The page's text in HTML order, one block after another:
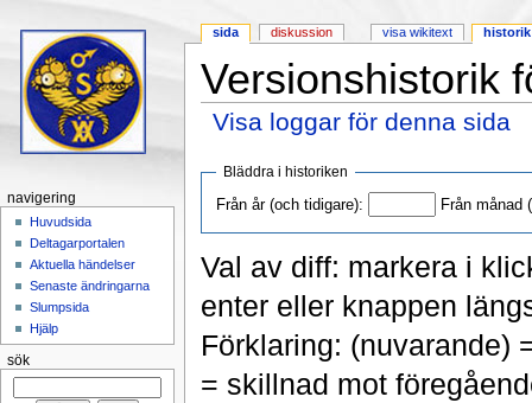
Versionshistorik
Visa loggar för denna sida
Bläddra i historiken
Från år (och tidigare): Från månad
Val av diff: markera i
enter eller knappen
Förklaring: (nuvarande)
= skillnad mot
sida diskussion visa wikitext historik
navigering
Huvudsida
Deltagarportalen
Aktuella händelser
Senaste ändringarna
Slumpsida
Hjälp
sök